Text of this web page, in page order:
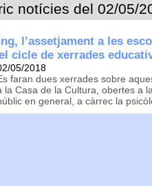
notícies del 02/05/
l’assetjament a les
cicle de xerrades
05/2018
faran dues xerrades sobre
la Casa de la Cultura, obertes a
en general, a càrrec la